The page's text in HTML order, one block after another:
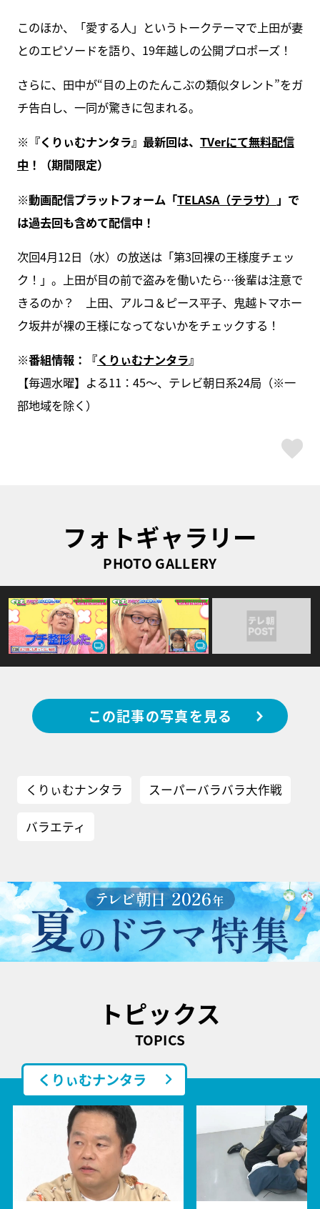
このほか、「愛する人」というトークテーマで上田が妻
とのエピソードを語り、19年越しの公開プロポーズ！
さらに、田中が“目の上のたんこぶの類似タレント”をガ
チ告白し、一同が驚きに包まれる。
※ 『くりぃむナンタラ』最新回は、 TVerにて無料配信
中 ！（期間限定）
※動画配信プラットフォーム「TELASA（テラサ） 」で
は過去回も含めて配信中！
次回4月12日（水）の放送は「第3回裸の王様度チェッ
ク！」。上田が目の前で盗みを働いたら…後輩は注意で
きるのか？ 上田、アルコ＆ピース平子、鬼越トマホー
ク坂井が裸の王様になってないかをチェックする！
※番組情報：『くりぃむナンタラ』
【毎週水曜】よる11：45～、テレビ朝日系24局（※一
部地域を除く）
フォトギャラリー
PHOTO GALLERY
この記事の写真を見る
くりぃむナンタラ スーパーバラバラ大作戦
バラエティ
トピックス
TOPICS
くりぃむナンタラ